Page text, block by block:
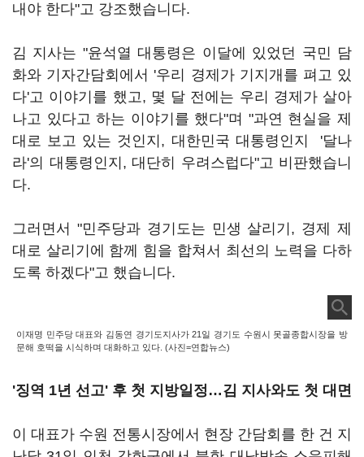
내야 한다"고 강조했습니다.
김 지사는 "윤석열 대통령은 이달에 있었던 국민 담
화와 기자간담회에서 '우리 경제가 기지개를 펴고 있
다'고 이야기를 했고, 몇 달 전에는 우리 경제가 살아
나고 있다고 하는 이야기를 했다"며 "과연 현실을 제
대로 보고 있는 것인지, 대한민국 대통령인지 '달나
라'의 대통령인지, 대단히 우려스럽다"고 비판했습니
다.
그러면서 "민주당과 경기도는 민생 살리기, 경제 제
대로 살리기에 함께 힘을 합쳐서 최선의 노력을 다하
도록 하겠다"고 했습니다.
이재명 민주당 대표와 김동연 경기도지사가 21일 경기도 수원시 못골종합시장을 방
문해 호떡을 시식하며 대화하고 있다. (사진=연합뉴스)
'징역 1년 선고' 후 첫 지방일정…김 지사와도 첫 대면
이 대표가 수원 전통시장에서 현장 간담회를 한 건 지